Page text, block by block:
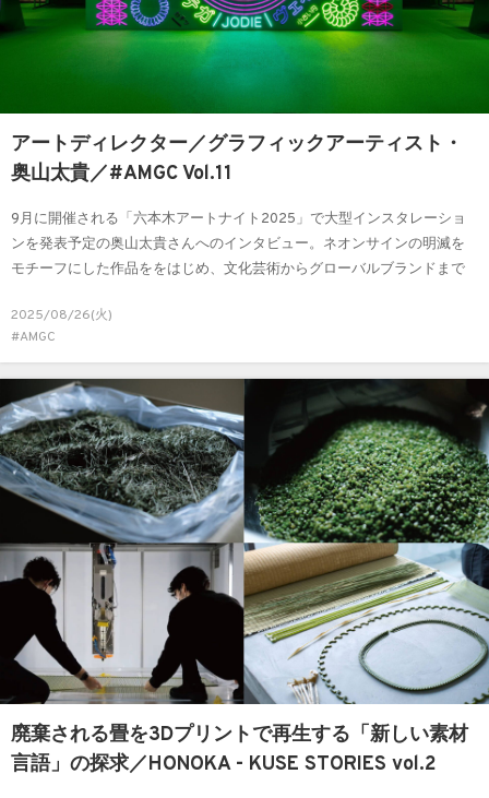
アートディレクター／グラフィックアーティスト・
奥山太貴／#AMGC Vol.11
9月に開催される「六本木アートナイト2025」で大型インスタレーショ
ンを発表予定の奥山太貴さんへのインタビュー。ネオンサインの明滅を
モチーフにした作品ををはじめ、文化芸術からグローバルブランドまで
2025/08/26(火)
#AMGC
廃棄される畳を3Dプリントで再生する「新しい素材
言語」の探求／HONOKA - KUSE STORIES vol.2